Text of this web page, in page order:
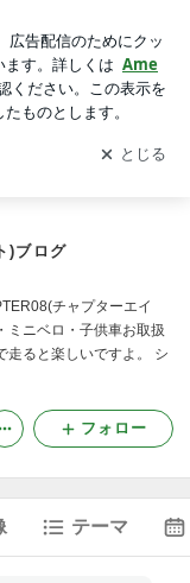
を受け取りまし
開く
)ブログ
チャプターエイ
ミニベロ・子供車お取扱
走ると楽しいですよ。 シ
フォロー
テーマ